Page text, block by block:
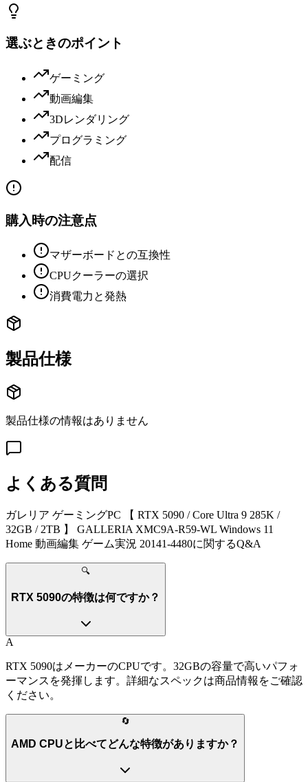
選ぶときのポイント
ゲーミング
動画編集
3Dレンダリング
プログラミング
配信
購入時の注意点
マザーボードとの互換性
CPUクーラーの選択
消費電力と発熱
製品仕様
製品仕様の情報はありません
よくある質問
ガレリア ゲーミングPC 【 RTX 5090 / Core Ultra 9 285K /
32GB / 2TB 】 GALLERIA XMC9A-R59-WL Windows 11
Home 動画編集 ゲーム実況 20141-4480に関するQ&A
🔍
RTX 5090の特徴は何ですか？
A
RTX 5090はメーカーのCPUです。32GBの容量で高いパフォ
ーマンスを発揮します。詳細なスペックは商品情報をご確認
ください。
🔄
AMD CPUと比べてどんな特徴がありますか？